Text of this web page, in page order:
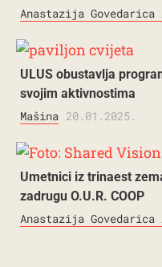
Anastazija
ULUS obustavlja
svojim aktivnostima
Mašina 20.01.2025.
Umetnici iz trinaest
zadrugu O.U.R. COOP
Anastazija